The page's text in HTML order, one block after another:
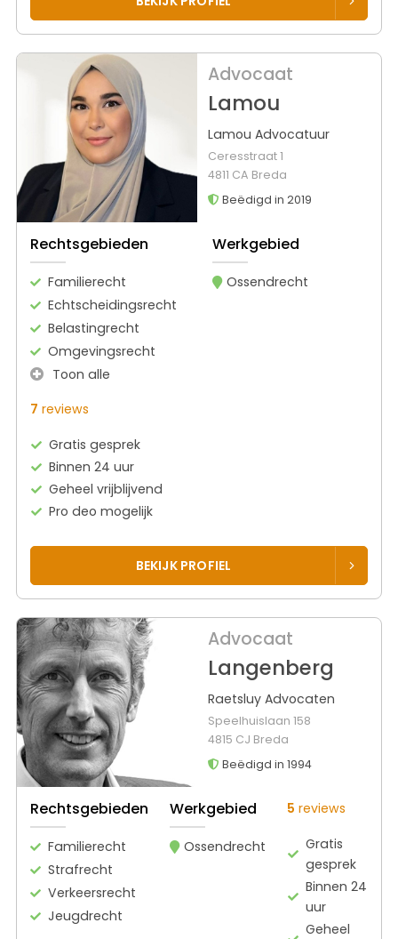
Advocaat
Lamou
Lamou Advocatuur
Ceresstraat 1
4811 CA Breda
Beëdigd in 2019
Rechtsgebieden
Familierecht
Echtscheidingsrecht
Belastingrecht
Omgevingsrecht
Toon alle
Werkgebied
Ossendrecht
7 reviews
Gratis gesprek
Binnen 24 uur
Geheel vrijblijvend
Pro deo mogelijk
BEKIJK PROFIEL
Advocaat
Langenberg
Raetsluy Advocaten
Speelhuislaan 158
4815 CJ Breda
Beëdigd in 1994
Rechtsgebieden
Familierecht
Strafrecht
Verkeersrecht
Jeugdrecht
Werkgebied
Ossendrecht
5 reviews
Gratis
gesprek
Binnen 24
uur
Geheel